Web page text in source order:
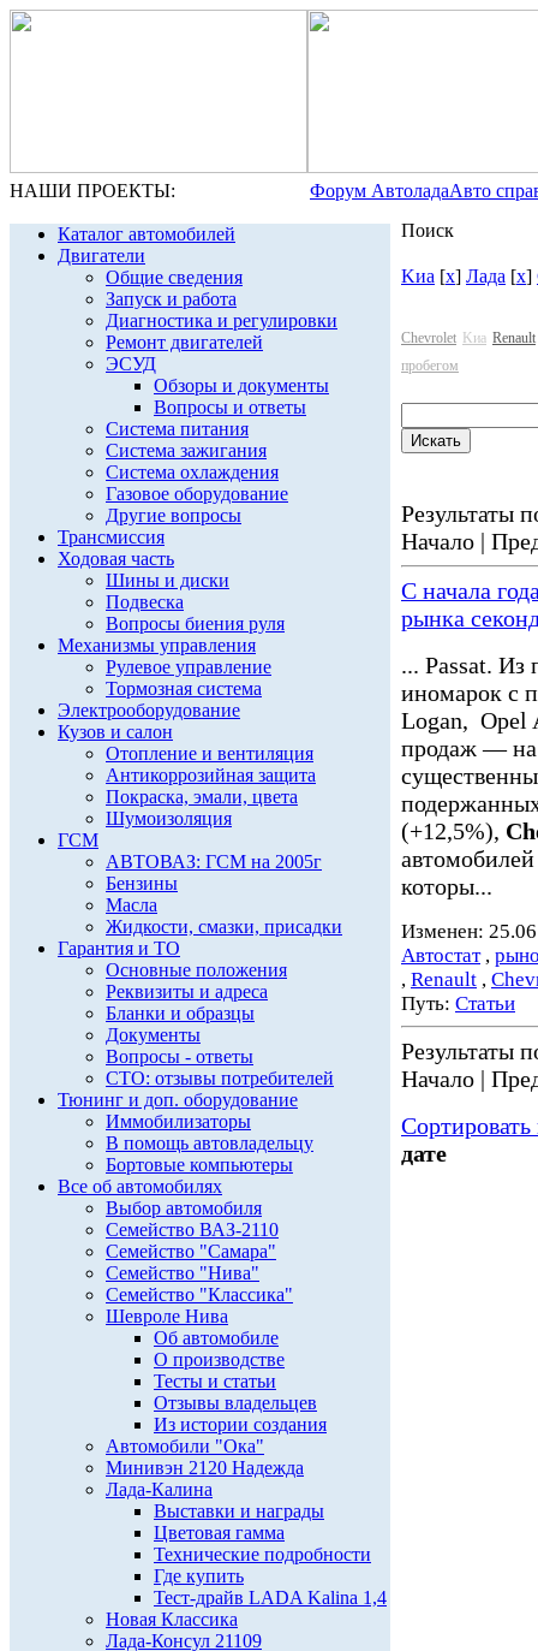
НАШИ ПРОЕКТЫ: Форум АвтоладаАвто
Каталог автомобилей
Двигатели
Общие сведения
Запуск и работа
Диагностика и регулировки
Ремонт двигателей
ЭСУД
Обзоры и документы
Вопросы и ответы
Система питания
Система зажигания
Система охлаждения
Газовое оборудование
Другие вопросы
Трансмиссия
Ходовая часть
Шины и диски
Подвеска
Вопросы биения руля
Механизмы управления
Рулевое управление
Тормозная система
Электрооборудование
Кузов и салон
Отопление и вентиляция
Антикоррозийная защита
Покраска, эмали, цвета
Шумоизоляция
ГСМ
АВТОВАЗ: ГСМ на 2005г
Бензины
Масла
Жидкости, смазки, присадки
Гарантия и ТО
Основные положения
Реквизиты и адреса
Бланки и образцы
Документы
Вопросы - ответы
СТО: отзывы потребителей
Тюнинг и доп. оборудование
Иммобилизаторы
В помощь автовладельцу
Бортовые компьютеры
Все об автомобилях
Выбор автомобиля
Семейство ВАЗ-2110
Семейство "Самара"
Семейство "Нива"
Семейство "Классика"
Шевроле Нива
Об автомобиле
О производстве
Тесты и статьи
Отзывы владельцев
Из истории создания
Автомобили "Ока"
Минивэн 2120 Надежда
Лада-Калина
Выставки и награды
Цветовая гамма
Технические подробности
Где купить
Тест-драйв LADA Kalina 1,4
Новая Классика
Лада-Консул 21109
Поиск
Kиа [x] Лада [x]
Chevrolet Kиа Renault
пробегом
Результаты
Начало |
С начала
рынка
... Passat. Из
иномарок с
Logan, Opel
продаж — на
(+12,5%),
которы...
Изменен:
Автостат,
, Renault ,
Путь: Статьи
Результаты
Начало |
дате